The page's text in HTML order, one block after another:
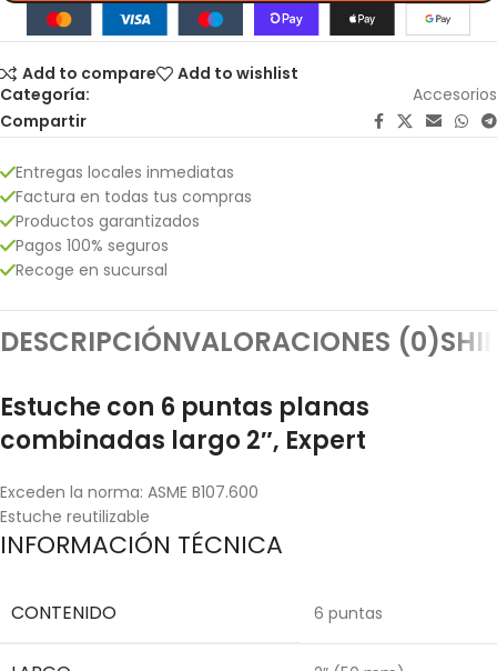
Add to compare
Add to wishlist
Categoría:
Accesorios
Compartir
Entregas locales inmediatas
Factura en todas tus compras
Productos garantizados
Pagos 100% seguros
Recoge en sucursal
DESCRIPCIÓNVALORACIONES (0)
Estuche con 6 puntas planas
combinadas largo 2″, Expert
Exceden la norma: ASME B107.600
Estuche reutilizable
INFORMACIÓN TÉCNICA
CONTENIDO 6 puntas